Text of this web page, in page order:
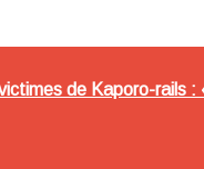
de Kaporo-rails :